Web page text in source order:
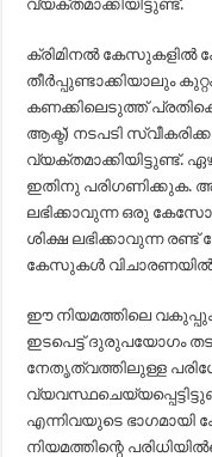
വ്യക്തമാക്കിയിട്ടുണ്ട്.
ക്രിമിനൽ കേസുകളിൽ
തീർപ്പുണ്ടാക്കിയാലും
കണക്കിലെടുത്ത്
ആക്ട്) നടപടി
വ്യക്തമാക്കിയിട്ടുണ്ട്.
ഇതിനു പരിഗണിക്കുക.
ലഭിക്കാവുന്ന ഒരു
ശിക്ഷ ലഭിക്കാവുന്ന
കേസുകൾ വിചാരണയിൽ
ഈ നിയമത്തിലെ
ഇടപെട്ട് ദുരുപയോഗം
നേതൃത്വത്തിലുള്ള
എന്നിവയുടെ
നിയമത്തിന്റെ